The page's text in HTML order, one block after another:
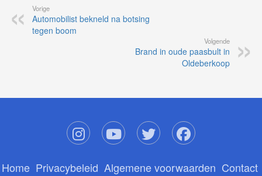
Vorige
Automobilist bekneld na botsing
tegen boom
Volgende
Brand in oude paasbult in
Oldeberkoop
Home Privacybeleid Algemene voorwaarden Contact